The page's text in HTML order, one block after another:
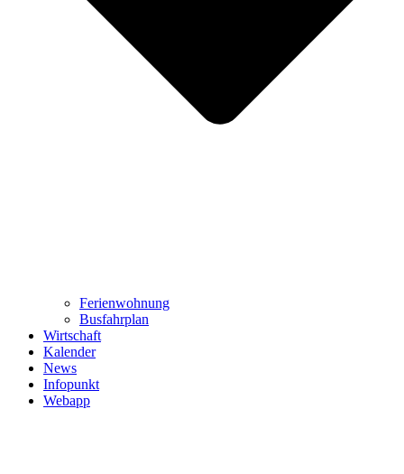
Ferienwohnung
Busfahrplan
Wirtschaft
Kalender
News
Infopunkt
Webapp